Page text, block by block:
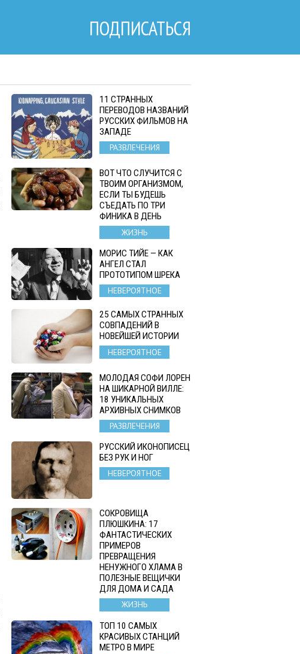
ПОДПИСАТЬСЯ
11 СТРАННЫХ
ПЕРЕВОДОВ НАЗВАНИЙ
РУССКИХ ФИЛЬМОВ НА
ЗАПАДЕ
РАЗВЛЕЧЕНИЯ
ВОТ ЧТО СЛУЧИТСЯ С
ТВОИМ ОРГАНИЗМОМ,
ЕСЛИ ТЫ БУДЕШЬ
СЪЕДАТЬ ПО ТРИ
ФИНИКА В ДЕНЬ
ЖИЗНЬ
МОРИС ТИЙЕ — КАК
АНГЕЛ СТАЛ
ПРОТОТИПОМ ШРЕКА
НЕВЕРОЯТНОЕ
25 САМЫХ СТРАННЫХ
СОВПАДЕНИЙ В
НОВЕЙШЕЙ ИСТОРИИ
НЕВЕРОЯТНОЕ
МОЛОДАЯ СОФИ ЛОРЕН
НА ШИКАРНОЙ ВИЛЛЕ:
18 УНИКАЛЬНЫХ
АРХИВНЫХ СНИМКОВ
РАЗВЛЕЧЕНИЯ
РУССКИЙ ИКОНОПИСЕЦ
БЕЗ РУК И НОГ
НЕВЕРОЯТНОЕ
СОКРОВИЩА
ПЛЮШКИНА: 17
ФАНТАСТИЧЕСКИХ
ПРИМЕРОВ
ПРЕВРАЩЕНИЯ
НЕНУЖНОГО ХЛАМА В
ПОЛЕЗНЫЕ ВЕЩИЧКИ
ДЛЯ ДОМА И САДА
ЖИЗНЬ
ТОП 10 САМЫХ
КРАСИВЫХ СТАНЦИЙ
МЕТРО В МИРЕ